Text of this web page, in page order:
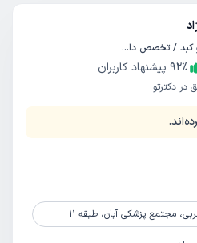
فوق تخصص گوارش و کبد / تخصص داخلی
92٪
پیشنهاد کاربران
در دکترتو
مجتمع پزشکی آبان، طبقه 11